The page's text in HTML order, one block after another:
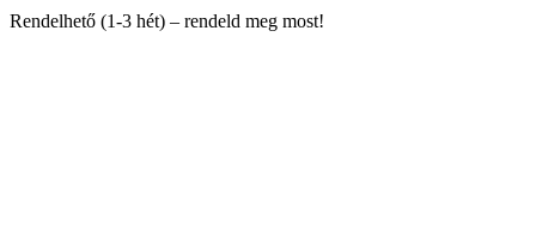
Rendelhető (1-3 hét) – rendeld meg most!